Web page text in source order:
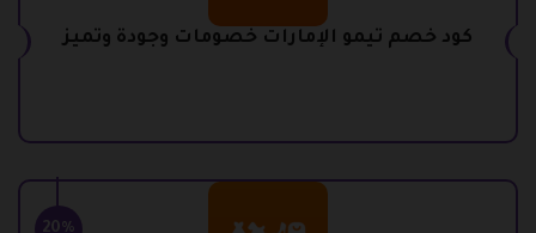
كود خصم تيمو الإمارات خصومات وجودة وتميز
20%